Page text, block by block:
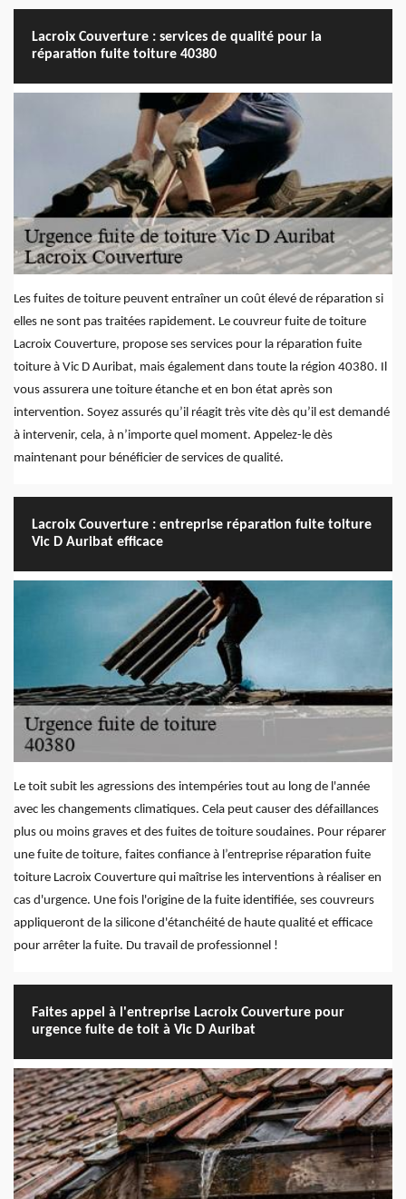
Lacroix Couverture : services de qualité pour la
réparation fuite toiture 40380
Les fuites de toiture peuvent entraîner un coût élevé de réparation si
elles ne sont pas traitées rapidement. Le couvreur fuite de toiture
Lacroix Couverture, propose ses services pour la réparation fuite
toiture à Vic D Auribat, mais également dans toute la région 40380. Il
vous assurera une toiture étanche et en bon état après son
intervention. Soyez assurés qu’il réagit très vite dès qu’il est demandé
à intervenir, cela, à n’importe quel moment. Appelez-le dès
maintenant pour bénéficier de services de qualité.
Lacroix Couverture : entreprise réparation fuite toiture
Vic D Auribat efficace
Le toit subit les agressions des intempéries tout au long de l'année
avec les changements climatiques. Cela peut causer des défaillances
plus ou moins graves et des fuites de toiture soudaines. Pour réparer
une fuite de toiture, faites confiance à l’entreprise réparation fuite
toiture Lacroix Couverture qui maîtrise les interventions à réaliser en
cas d'urgence. Une fois l'origine de la fuite identifiée, ses couvreurs
appliqueront de la silicone d'étanchéité de haute qualité et efficace
pour arrêter la fuite. Du travail de professionnel !
Faites appel à l'entreprise Lacroix Couverture pour
urgence fuite de toit à Vic D Auribat